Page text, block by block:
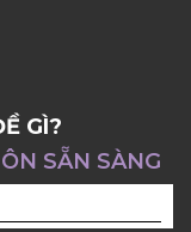
GÌ?
SẴN SÀNG